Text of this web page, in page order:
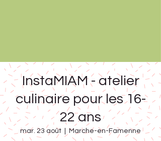
InstaMIAM - atelier
culinaire pour les 16-
22 ans
mar. 23 août Marche-en-Famenne